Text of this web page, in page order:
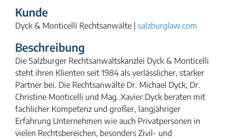
Kunde
Dyck & Monticelli Rechtsanwälte | salzburglaw.com
Beschreibung
Die Salzburger Rechtsanwaltskanzlei Dyck & Monticelli
steht ihren Klienten seit 1984 als verlässlicher, starker
Partner bei. Die Rechtsanwälte Dr. Michael Dyck, Dr.
Christine Monticelli und Mag. Xavier Dyck beraten mit
fachlicher Kompetenz und großer, langjähriger
Erfahrung Unternehmen wie auch Privatpersonen in
vielen Rechtsbereichen, besonders Zivil- und